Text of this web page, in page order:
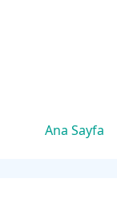
Ana Sayfa